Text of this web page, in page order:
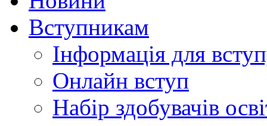
Вступникам
Інформація для
Онлайн вступ
Набір здобувачів